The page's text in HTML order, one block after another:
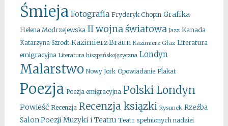
Śmieja Fotografia Fryderyk Chopin Grafika
Helena Modrzejewska II wojna światowa Jazz Kanada
Katarzyna Szrodt Kazimierz Braun Kazimierz Głaz Literatura
emigracyjna Literatura hiszpańskojęzyczna Londyn
Malarstwo Nowy Jork Opowiadanie Plakat
Poezja Poezja emigracyjna Polski Londyn
Powieść Recenzja Recenzja ksiązki Rysunek Rzeźba
Salon Poezji Muzyki i Teatru Teatr spełnionych nadziei